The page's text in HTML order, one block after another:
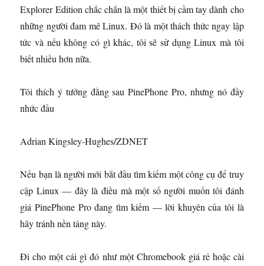
Explorer Edition chắc chắn là một thiết bị cầm tay dành cho
những người đam mê Linux. Đó là một thách thức ngay lập
tức và nếu không có gì khác, tôi sẽ sử dụng Linux mà tôi
biết nhiều hơn nữa.
Tôi thích ý tưởng đằng sau PinePhone Pro, nhưng nó đầy
nhức đầu
Adrian Kingsley-Hughes/ZDNET
Nếu bạn là người mới bắt đầu tìm kiếm một công cụ để truy
cập Linux — đây là điều mà một số người muốn tôi đánh
giá PinePhone Pro đang tìm kiếm — lời khuyên của tôi là
hãy tránh nền tảng này.
Đi cho một cái gì đó như mộtChromebook giá rẻhoặc cài